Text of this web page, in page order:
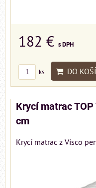
182 € s DPH
ks DO
Krycí matrac TOP
cm
Krycí matrac z Visco